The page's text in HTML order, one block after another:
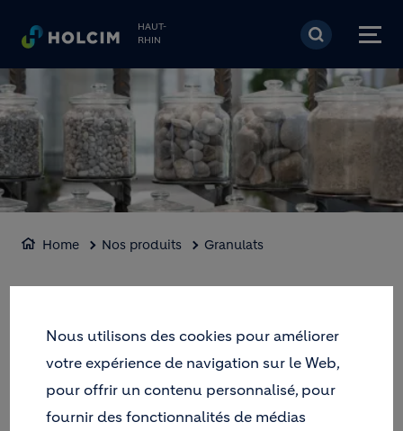
Aller au contenu
HAUT-
RHIN
Home Nos produits Granulats
GRANULATS
Holcim Béton Granulat Haut-Rhin produit, dans
ses différents sites, des granulats d'origine
Nous utilisons des cookies pour améliorer
votre expérience de navigation sur le Web,
pour offrir un contenu personnalisé, pour
fournir des fonctionnalités de médias